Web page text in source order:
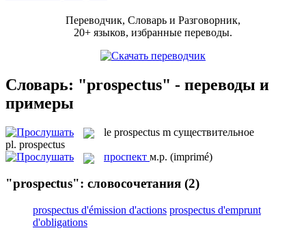
Переводчик, Словарь и Разговорник,
20+ языков, избранные переводы.
Словарь: "prospectus" - переводы и
примеры
le prospectus m существительное
pl. prospectus
проспект м.р. (imprimé)
"prospectus": словосочетания (2)
prospectus d'émission d'actions prospectus d'emprunt
d'obligations